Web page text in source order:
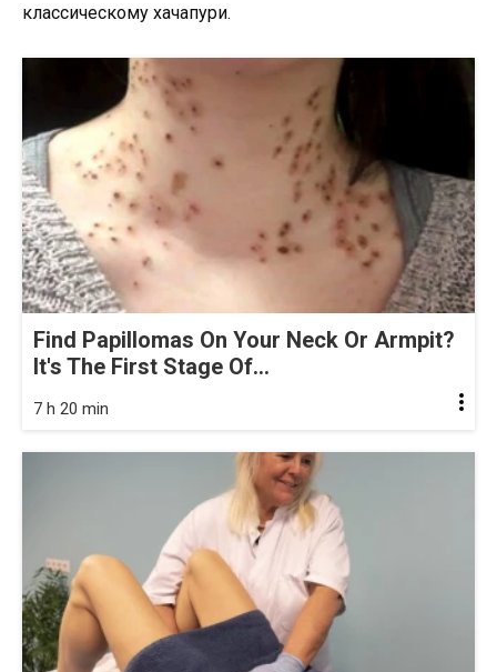
классическому хачапури.
Find Papillomas On Your Neck Or Armpit?
It's The First Stage Of...
7 h 20 min